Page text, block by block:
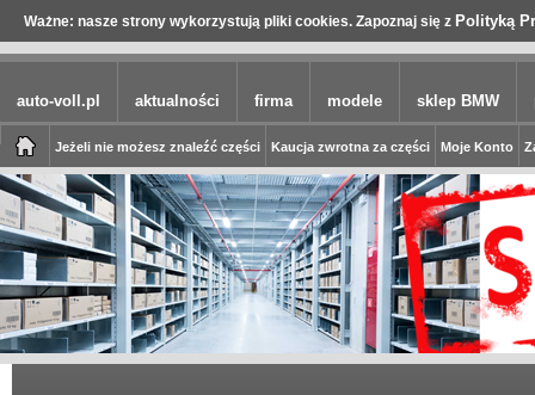
Ważne: nasze strony wykorzystują pliki cookies. Zapoznaj się z Polityką
auto-voll.pl aktualności firma modele sklep BMW
Jeżeli nie możesz znaleźć części Kaucja zwrotna za części Moje Konto